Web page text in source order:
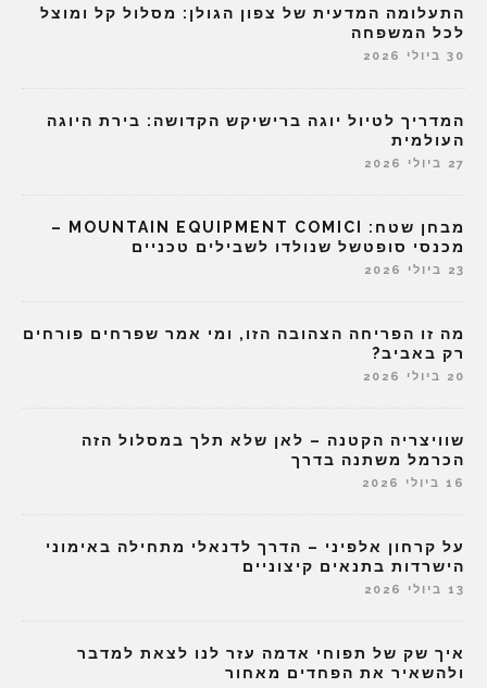
התעלומה המדעית של צפון הגולן: מסלול קל ומוצל
לכל המשפחה
30 ביולי 2026
המדריך לטיול יוגה ברישיקש הקדושה: בירת היוגה
העולמית
27 ביולי 2026
מבחן שטח: MOUNTAIN EQUIPMENT COMICI –
מכנסי סופטשל שנולדו לשבילים טכניים
23 ביולי 2026
מה זו הפריחה הצהובה הזו, ומי אמר שפרחים פורחים
רק באביב?
20 ביולי 2026
שוויצריה הקטנה – לאן שלא תלך במסלול הזה
הכרמל משתנה בדרך
16 ביולי 2026
על קרחון אלפיני – הדרך לדנאלי מתחילה באימוני
הישרדות בתנאים קיצוניים
13 ביולי 2026
איך שק של תפוחי אדמה עזר לנו לצאת למדבר
ולהשאיר את הפחדים מאחור